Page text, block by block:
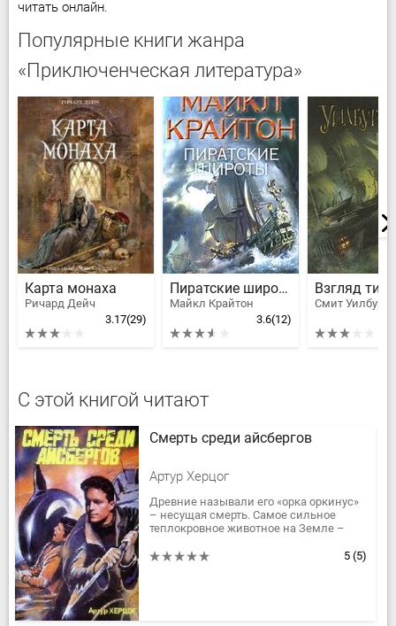
читать онлайн.
Популярные книги жанра
«Приключенческая литература»
Карта монаха
Ричард Дейч
3.17(29)
Пиратские широты
Майкл Крайтон
3.6(12)
Взгляд
Смит Уилбур
С этой книгой читают
Смерть среди айсбергов
Артур Херцог
Древние называли его «орка оркинус»
– несущая смерть. Самое сильное
теплокровное животное на Земле –
памятью и может вспомнить
5 (5)